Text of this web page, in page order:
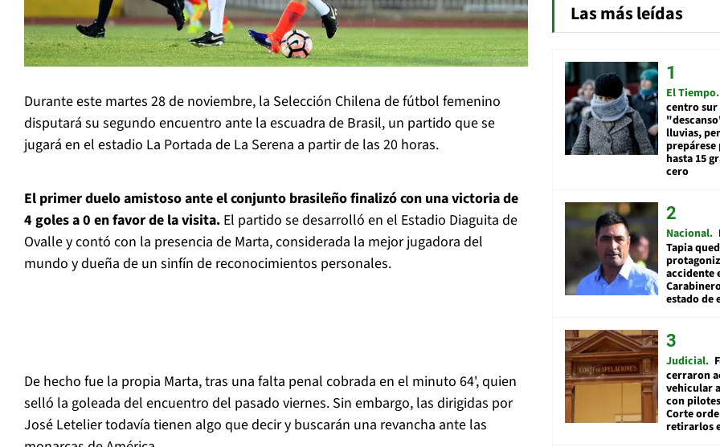
Durante este martes 28 de noviembre, la Selección Chilena de fútbol femenino
disputará su segundo encuentro ante la escuadra de Brasil, un partido que se
jugará en el estadio La Portada de La Serena a partir de las 20 horas.
El primer duelo amistoso ante el conjunto brasileño finalizó con una victoria de
4 goles a 0 en favor de la visita. El partido se desarrolló en el Estadio Diaguita de
Ovalle y contó con la presencia de Marta, considerada la mejor jugadora del
mundo y dueña de un sinfín de reconocimientos personales.
De hecho fue la propia Marta, tras una falta penal cobrada en el minuto 64', quien
selló la goleada del encuentro del pasado viernes. Sin embargo, las dirigidas por
José Letelier todavía tienen algo que decir y buscarán una revancha ante las
Las más leídas
El Tiempo
centro
lluvias,
hasta 15
cero
Nacional
Tapia
accidente
estado de
Judicial
cerraron
vehicular
con
Corte
retirarlos